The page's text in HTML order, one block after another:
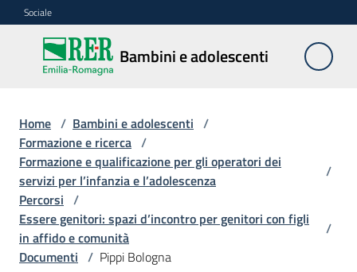
Vai al contenuto
Vai alla navigazione
Vai al footer
Sociale
Bambini e adolescenti
Bambini e
adolescenti
Accoglienza,
tutela
e
sostegno
Adolescenza
Home / Bambini e adolescenti /
Formazione e ricerca /
Formazione e qualificazione per gli operatori dei
servizi per l’infanzia e l’adolescenza
/
Percorsi /
Essere genitori: spazi d’incontro per genitori con figli
in affido e comunità
/
Documenti / Pippi Bologna